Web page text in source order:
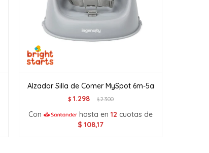
Alzador Silla de Comer MySpot 6m-5a
$ 1.298 $2.300
Con hasta en12 cuotas de
$ 108,17